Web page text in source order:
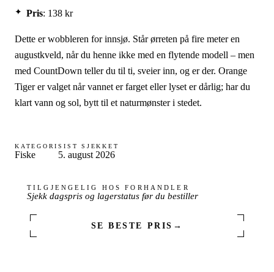
Pris: 138 kr
Dette er wobbleren for innsjø. Står ørreten på fire meter en
augustkveld, når du henne ikke med en flytende modell – men
med CountDown teller du til ti, sveier inn, og er der. Orange
Tiger er valget når vannet er farget eller lyset er dårlig; har du
klart vann og sol, bytt til et naturmønster i stedet.
KATEGORI
Fiske
SIST SJEKKET
5. august 2026
TILGJENGELIG HOS FORHANDLER
Sjekk dagspris og lagerstatus før du bestiller
SE BESTE PRIS →